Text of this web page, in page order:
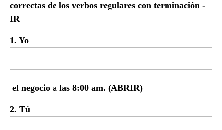
correctas de los verbos regulares con terminación -
IR
1. Yo
el negocio a las 8:00 am. (ABRIR)
2. Tú